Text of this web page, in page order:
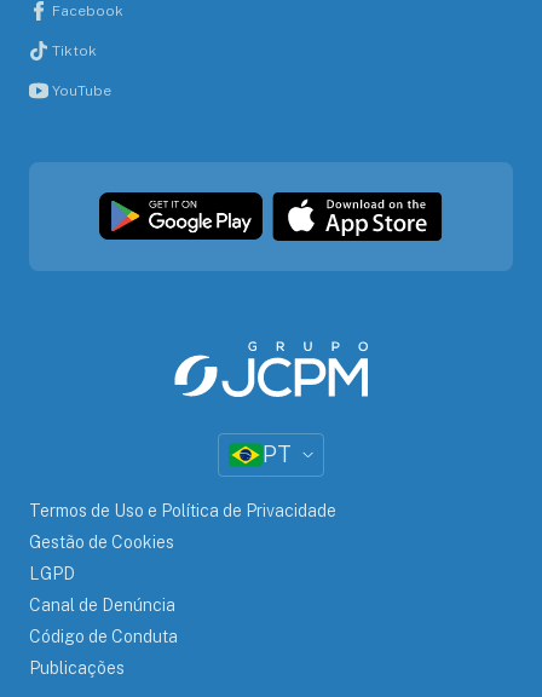
Facebook
Tiktok
YouTube
PT
Termos de Uso e Política de Privacidade
Gestão de Cookies
LGPD
Canal de Denúncia
Código de Conduta
Publicações